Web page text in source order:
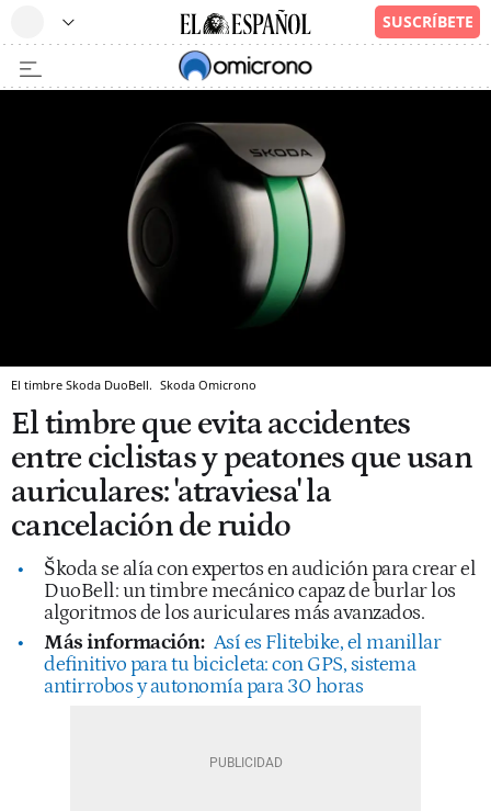
El timbre Skoda DuoBell. Skoda Omicrono
El timbre que evita accidentes
entre ciclistas y peatones que usan
auriculares: 'atraviesa' la
cancelación de ruido
Škoda se alía con expertos en audición para crear el
DuoBell: un timbre mecánico capaz de burlar los
algoritmos de los auriculares más avanzados.
Más información: Así es Flitebike, el manillar
definitivo para tu bicicleta: con GPS, sistema
antirrobos y autonomía para 30 horas